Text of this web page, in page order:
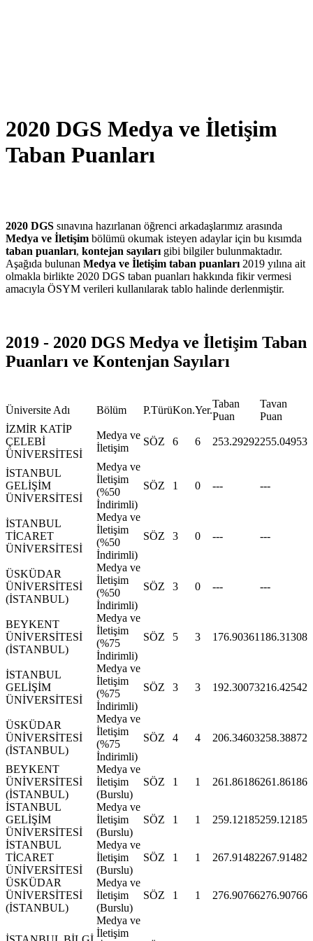
2020 DGS Medya ve İletişim
Taban Puanları
2020 DGS sınavına hazırlanan öğrenci arkadaşlarımız arasında
Medya ve İletişim bölümü okumak isteyen adaylar için bu kısımda
taban puanları, kontejan sayıları gibi bilgiler bulunmaktadır.
Aşağıda bulunan Medya ve İletişim taban puanları 2019 yılına ait
olmakla birlikte 2020 DGS taban puanları hakkında fikir vermesi
amacıyla ÖSYM verileri kullanılarak tablo halinde derlenmiştir.
2019 - 2020 DGS Medya ve İletişim Taban
Puanları ve Kontenjan Sayıları
Üniversite Adı Bölüm P.TürüKon.Yer.
Taban
Puan
Tavan
Puan
İZMİR KATİP
ÇELEBİ
ÜNİVERSİTESİ
Medya ve
İletişim
SÖZ 6 6 253.29292255.04953
İSTANBUL
GELİŞİM
ÜNİVERSİTESİ
Medya ve
İletişim
(%50
İndirimli)
SÖZ 1 0 --- ---
İSTANBUL
TİCARET
ÜNİVERSİTESİ
Medya ve
İletişim
(%50
İndirimli)
SÖZ 3 0 --- ---
ÜSKÜDAR
ÜNİVERSİTESİ
(İSTANBUL)
Medya ve
İletişim
(%50
İndirimli)
SÖZ 3 0 --- ---
BEYKENT
ÜNİVERSİTESİ
(İSTANBUL)
Medya ve
İletişim
(%75
İndirimli)
SÖZ 5 3 176.90361 186.31308
İSTANBUL
GELİŞİM
ÜNİVERSİTESİ
Medya ve
İletişim
(%75
İndirimli)
SÖZ 3 3 192.30073216.42542
ÜSKÜDAR
ÜNİVERSİTESİ
(İSTANBUL)
Medya ve
İletişim
(%75
İndirimli)
SÖZ 4 4 206.34603258.38872
BEYKENT
ÜNİVERSİTESİ
(İSTANBUL)
Medya ve
İletişim
(Burslu)
SÖZ 1 1 261.86186261.86186
İSTANBUL
GELİŞİM
ÜNİVERSİTESİ
Medya ve
İletişim
(Burslu)
SÖZ 1 1 259.12185259.12185
İSTANBUL
TİCARET
ÜNİVERSİTESİ
Medya ve
İletişim
(Burslu)
SÖZ 1 1 267.91482267.91482
ÜSKÜDAR
ÜNİVERSİTESİ
(İSTANBUL)
Medya ve
İletişim
(Burslu)
SÖZ 1 1 276.90766276.90766
Medya ve
İletişim